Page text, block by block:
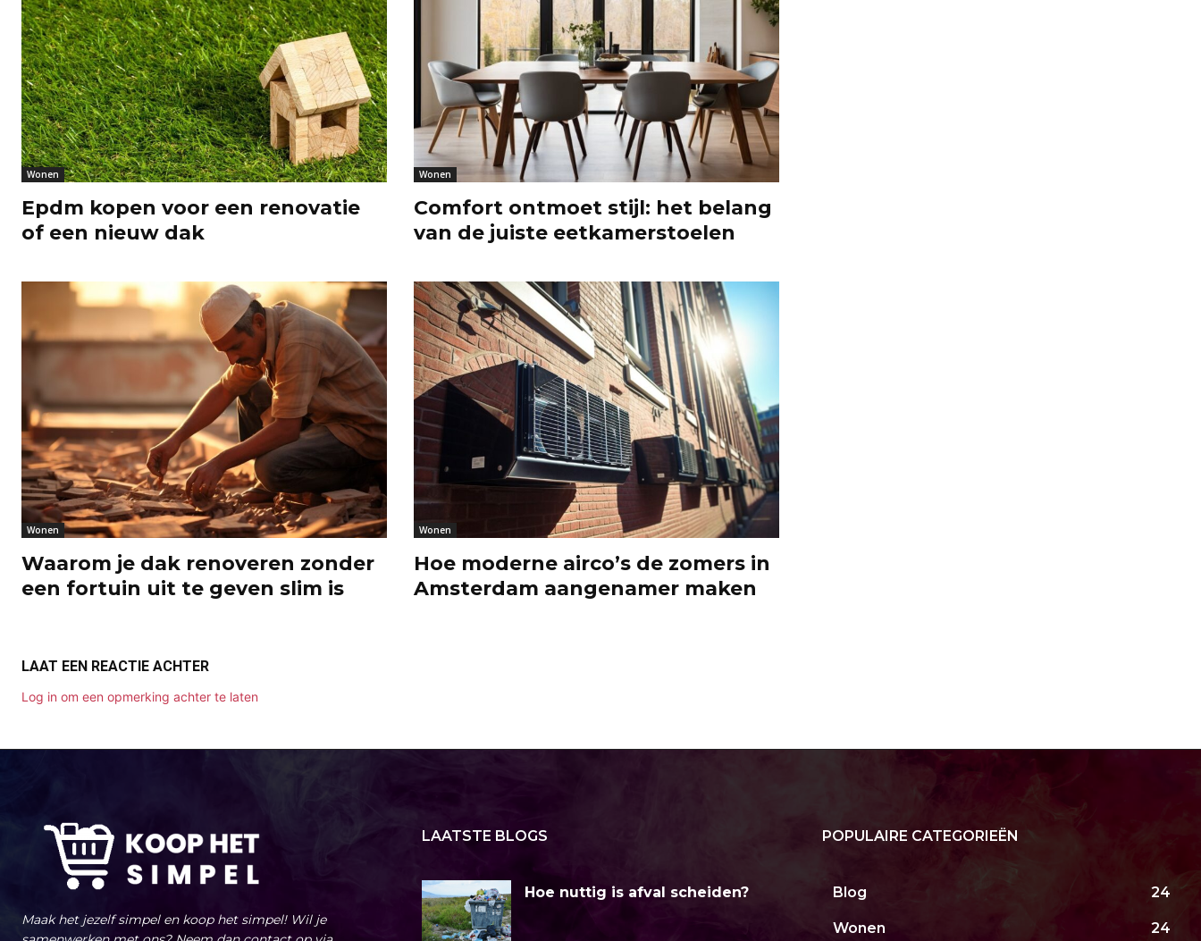
Wonen
Epdm kopen voor een renovatie
of een nieuw dak
Wonen
Comfort ontmoet stijl: het belang
van de juiste eetkamerstoelen
Wonen
Waarom je dak renoveren zonder
een fortuin uit te geven slim is
Wonen
Hoe moderne airco’s de zomers in
Amsterdam aangenamer maken
LAAT EEN REACTIE ACHTER
Log in om een opmerking achter te laten
Maak het jezelf simpel en koop het simpel! Wil je
LAATSTE BLOGS
Hoe nuttig is afval scheiden?
POPULAIRE CATEGORIEËN
Blog 24
Wonen 24